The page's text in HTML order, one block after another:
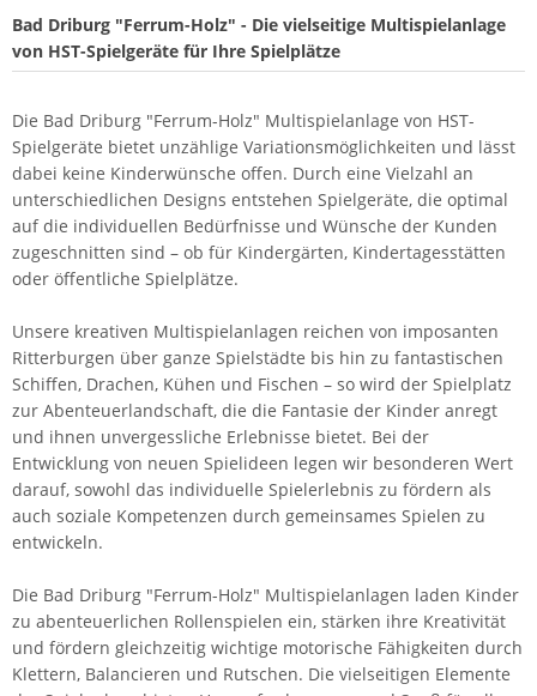
Bad Driburg "Ferrum-Holz" - Die vielseitige Multispielanlage
von HST-Spielgeräte für Ihre Spielplätze
Die Bad Driburg "Ferrum-Holz" Multispielanlage von HST-
Spielgeräte bietet unzählige Variationsmöglichkeiten und lässt
dabei keine Kinderwünsche offen. Durch eine Vielzahl an
unterschiedlichen Designs entstehen Spielgeräte, die optimal
auf die individuellen Bedürfnisse und Wünsche der Kunden
zugeschnitten sind – ob für Kindergärten, Kindertagesstätten
oder öffentliche Spielplätze.
Unsere kreativen Multispielanlagen reichen von imposanten
Ritterburgen über ganze Spielstädte bis hin zu fantastischen
Schiffen, Drachen, Kühen und Fischen – so wird der Spielplatz
zur Abenteuerlandschaft, die die Fantasie der Kinder anregt
und ihnen unvergessliche Erlebnisse bietet. Bei der
Entwicklung von neuen Spielideen legen wir besonderen Wert
darauf, sowohl das individuelle Spielerlebnis zu fördern als
auch soziale Kompetenzen durch gemeinsames Spielen zu
entwickeln.
Die Bad Driburg "Ferrum-Holz" Multispielanlagen laden Kinder
zu abenteuerlichen Rollenspielen ein, stärken ihre Kreativität
und fördern gleichzeitig wichtige motorische Fähigkeiten durch
Klettern, Balancieren und Rutschen. Die vielseitigen Elemente